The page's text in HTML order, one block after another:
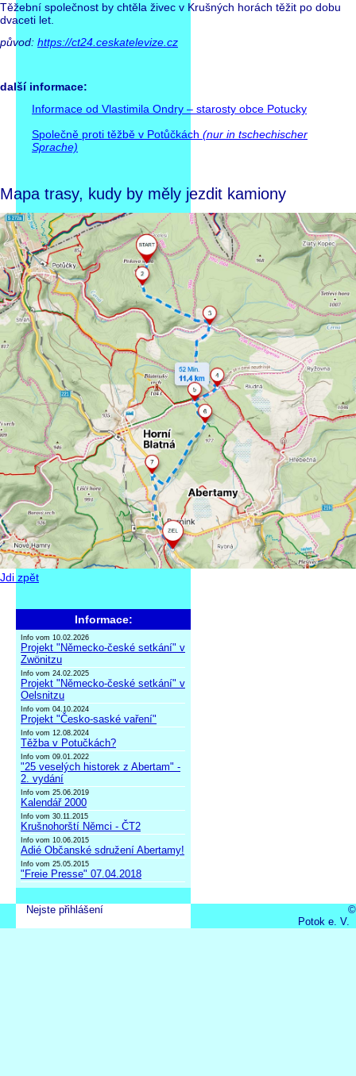
Těžební společnost by chtěla živec v Krušných horách těžit po dobu
dvaceti let.
původ: https://ct24.ceskatelevize.cz
další informace:
Informace od Vlastimila Ondry – starosty obce Potucky
Společně proti těžbě v Potůčkách (nur in tschechischer
Sprache)
Mapa trasy, kudy by měly jezdit kamiony
Jdi zpět
Informace:
Info vom 10.02.2026
Projekt "Německo-české setkání" v
Zwönitzu
Info vom 24.02.2025
Projekt "Německo-české setkání" v
Oelsnitzu
Info vom 04.10.2024
Projekt "Česko-saské vaření"
Info vom 12.08.2024
Těžba v Potučkách?
Info vom 09.01.2022
"25 veselých historek z Abertam" -
2. vydání
Info vom 25.06.2019
Kalendář 2000
Info vom 30.11.2015
Krušnohorští Němci - ČT2
Info vom 10.06.2015
Adié Občanské sdružení Abertamy!
Info vom 25.05.2015
"Freie Presse" 07.04.2018
Nejste přihlášení
©
Potok e. V.